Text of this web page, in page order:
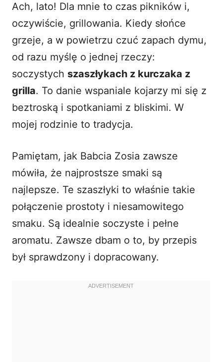
i
d
e
o
Ach, lato! Dla mnie to czas pikników i,
oczywiście, grillowania. Kiedy słońce
grzeje, a w powietrzu czuć zapach dymu,
od razu myślę o jednej rzeczy:
soczystych szaszłykach z kurczaka z
grilla. To danie wspaniale kojarzy mi się z
beztroską i spotkaniami z bliskimi. W
mojej rodzinie to tradycja.
Pamiętam, jak Babcia Zosia zawsze
mówiła, że najprostsze smaki są
najlepsze. Te szaszłyki to właśnie takie
połączenie prostoty i niesamowitego
smaku. Są idealnie soczyste i pełne
aromatu. Zawsze dbam o to, by przepis
był sprawdzony i dopracowany.